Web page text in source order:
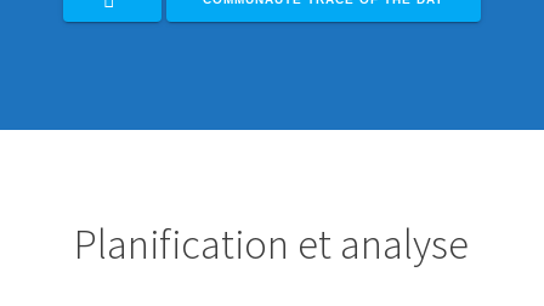
Planification et analyse